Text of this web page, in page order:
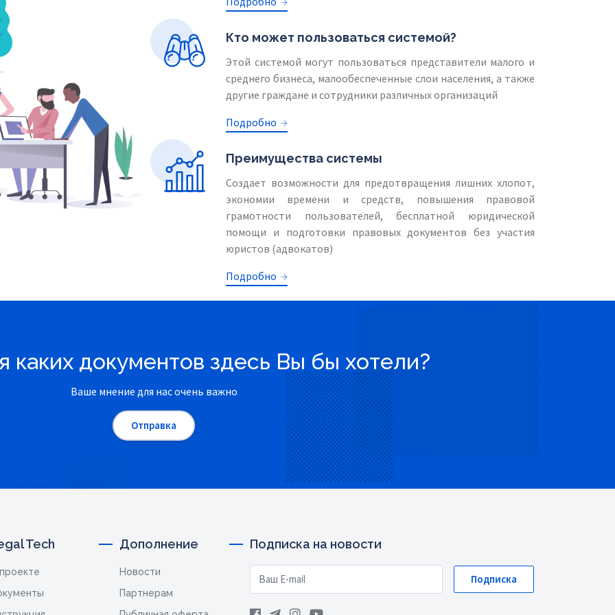
Кто может пользоваться системой?
Этой системой могут пользоваться представители малого и
среднего бизнеса, малообеспеченные слои населения, а также
другие граждане и сотрудники различных организаций
Подробно
Преимущества системы
Создает возможности для предотвращения лишних хлопот,
экономии времени и средств, повышения правовой
грамотности пользователей, бесплатной юридической
помощи и подготовки правовых документов без участия
юристов (адвокатов)
Подробно
каких документов здесь Вы бы хотели?
Ваше мнение для нас очень важно
Отправка
Tech Дополнение
Новости
Партнерам
Подписка на новости
Подписка